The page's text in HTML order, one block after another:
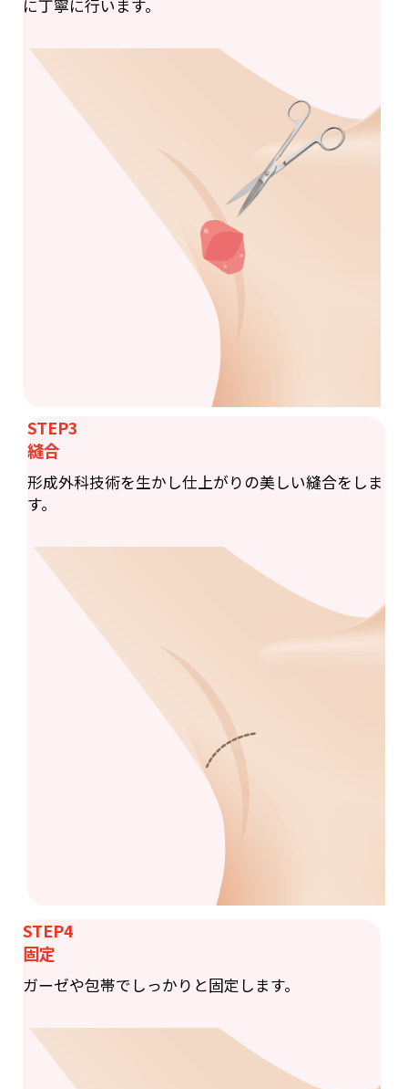
に丁寧に行います。
STEP3
縫合
形成外科技術を生かし仕上がりの美しい縫合をしま
す。
STEP4
固定
ガーゼや包帯でしっかりと固定します。